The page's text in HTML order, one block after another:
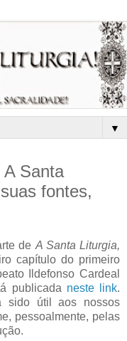
▼
Santa
fontes,
de A Santa Liturgia,
capítulo do primeiro
Ildefonso Cardeal
publicada neste link.
sido útil aos nossos
pessoalmente, pelas